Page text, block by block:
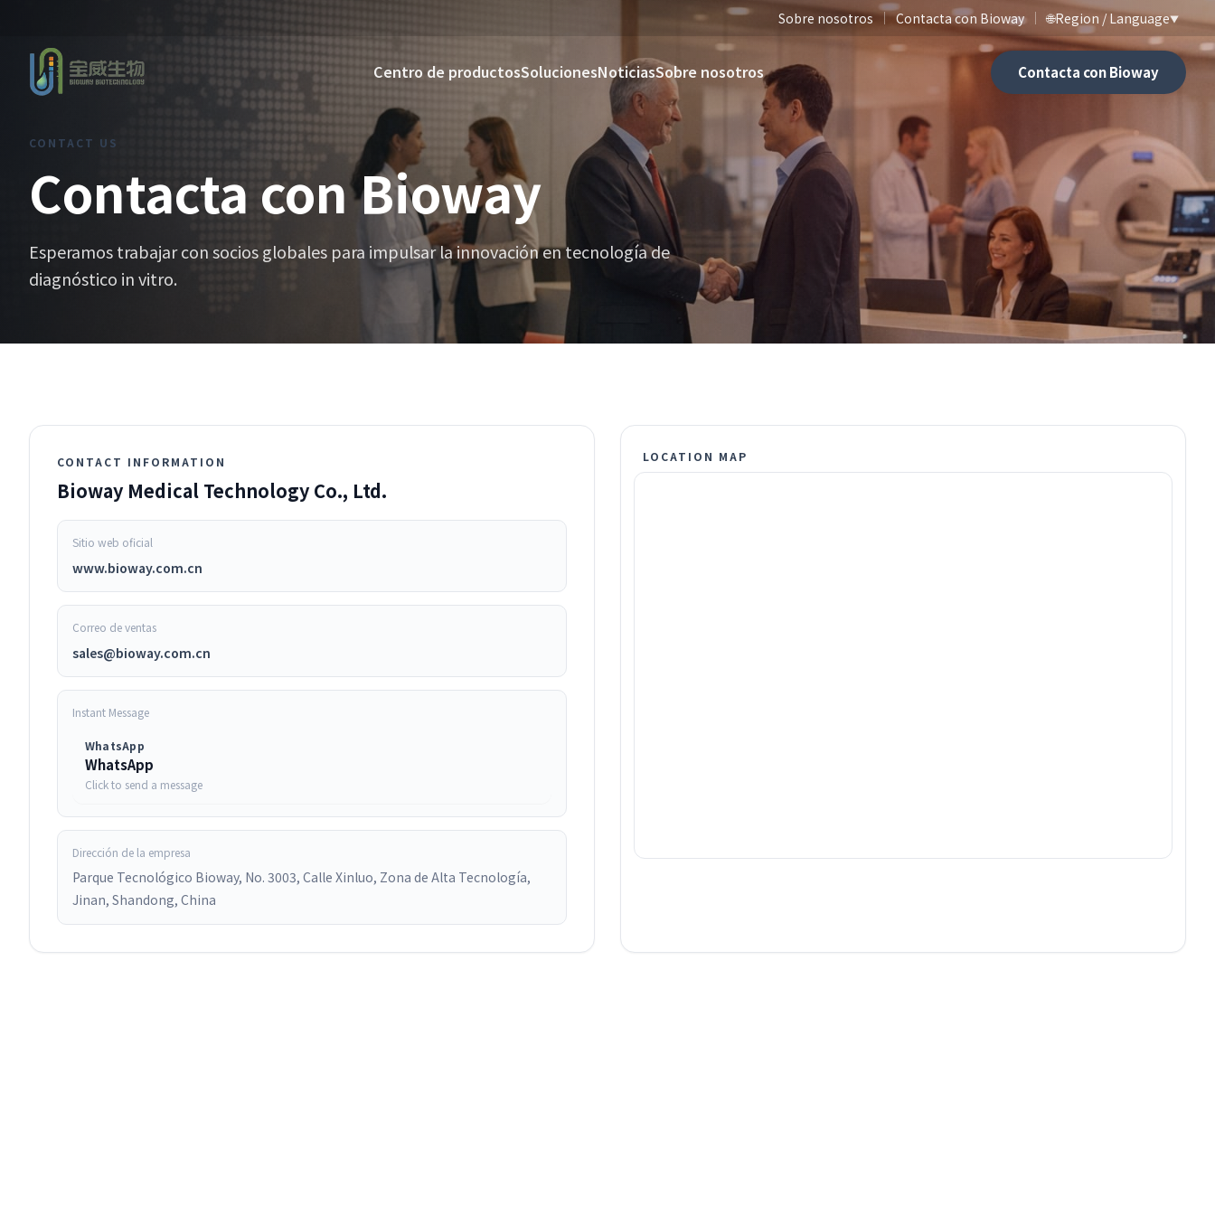
Sobre nosotros Contacta con Bioway 🌐Region / Language▼
Centro de productosSolucionesNoticiasSobre nosotros Contacta con Bioway
CONTACT US
Contacta con Bioway
Esperamos trabajar con socios globales para impulsar la innovación en tecnología de
diagnóstico in vitro.
CONTACT INFORMATION
Bioway Medical Technology Co., Ltd.
Sitio web oficial
www.bioway.com.cn
Correo de ventas
sales@bioway.com.cn
Instant Message
WhatsApp
WhatsApp
Click to send a message
Dirección de la empresa
Parque Tecnológico Bioway, No. 3003, Calle Xinluo, Zona de Alta Tecnología,
Jinan, Shandong, China
LOCATION MAP